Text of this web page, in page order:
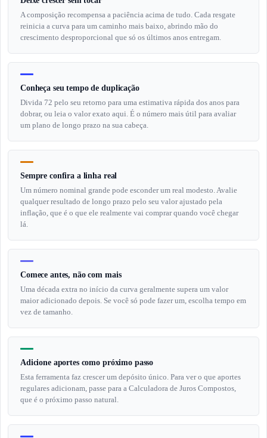
A composição recompensa a paciência acima de tudo. Cada resgate
reinicia a curva para um caminho mais baixo, abrindo mão do
crescimento desproporcional que só os últimos anos entregam.
Conheça seu tempo de duplicação
Divida 72 pelo seu retorno para uma estimativa rápida dos anos para
dobrar, ou leia o valor exato aqui. É o número mais útil para avaliar
um plano de longo prazo na sua cabeça.
Sempre confira a linha real
Um número nominal grande pode esconder um real modesto. Avalie
qualquer resultado de longo prazo pelo seu valor ajustado pela
inflação, que é o que ele realmente vai comprar quando você chegar
lá.
Comece antes, não com mais
Uma década extra no início da curva geralmente supera um valor
maior adicionado depois. Se você só pode fazer um, escolha tempo em
vez de tamanho.
Adicione aportes como próximo passo
Esta ferramenta faz crescer um depósito único. Para ver o que aportes
regulares adicionam, passe para a Calculadora de Juros Compostos,
que é o próximo passo natural.